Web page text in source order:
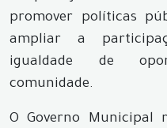
promover políticas
ampliar a
igualdade de
comunidade.
O Governo Municipal